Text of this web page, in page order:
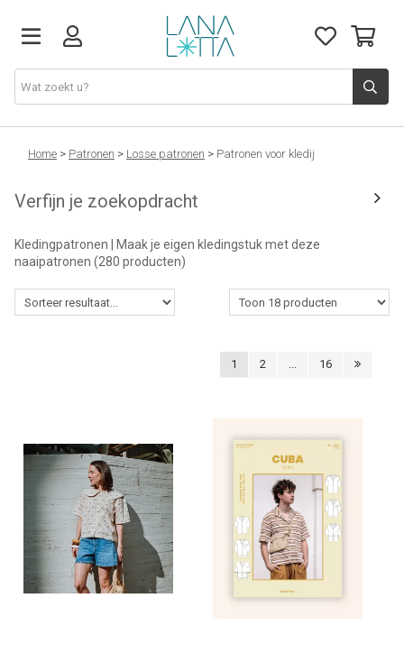
Stoffen
Fournituren
Naaigerief
Patronen
Tips & tricks
Cadeaubon
Solden
Contact
Home > Patronen > Losse patronen > Patronen voor kledij
Verfijn je zoekopdracht
Kledingpatronen | Maak je eigen kledingstuk met deze
naaipatronen (280 producten)
1 2 ... 16